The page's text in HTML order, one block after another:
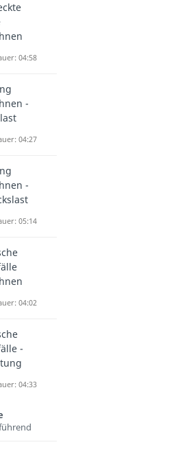
04:58
-
04:27
-
05:14
04:02
-
04:33